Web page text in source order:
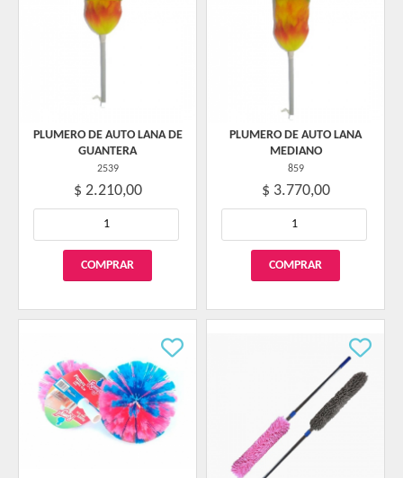
PLUMERO DE AUTO LANA DE
GUANTERA
2539
$ 2.210,00
PLUMERO DE AUTO LANA
MEDIANO
859
$ 3.770,00